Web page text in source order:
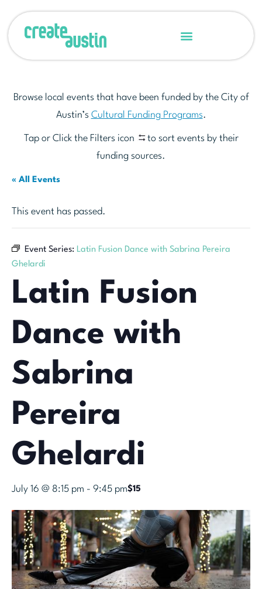
Browse local events that have been funded by the City of
Austin’s Cultural Funding Programs.
Tap or Click the Filters icon
to sort events by their
funding sources.
« All Events
This event has passed.
Event Series: Latin Fusion Dance with Sabrina Pereira
Ghelardi
Latin Fusion
Dance with
Sabrina
Pereira
Ghelardi
July 16 @ 8:15 pm - 9:45 pm$15